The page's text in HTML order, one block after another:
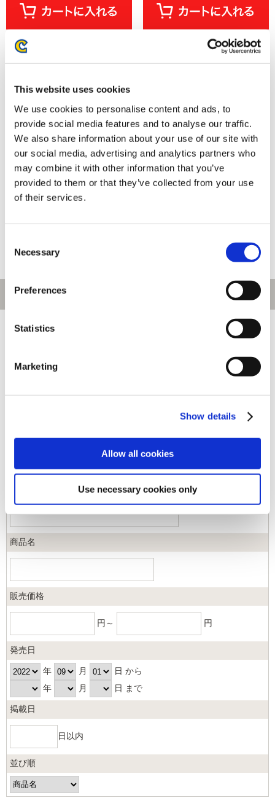
This website uses cookies
We use cookies to personalise content and ads, to
provide social media features and to analyse our traffic.
We also share information about your use of our site with
our social media, advertising and analytics partners who
may combine it with other information that you’ve
provided to them or that they’ve collected from your use
of their services.
Selection
Necessary
Preferences
Statistics
Marketing
Show details
Allow all cookies
Use necessary cookies only
ストリートファイター6 フライ
トタグキーホルダー マリーザ
ストリートファイター6 フライ
キーワード
商品名
販売価格
円～ 円
発売日
年 月
日 から
年
月 日 まで
掲載日
日以内
並び順